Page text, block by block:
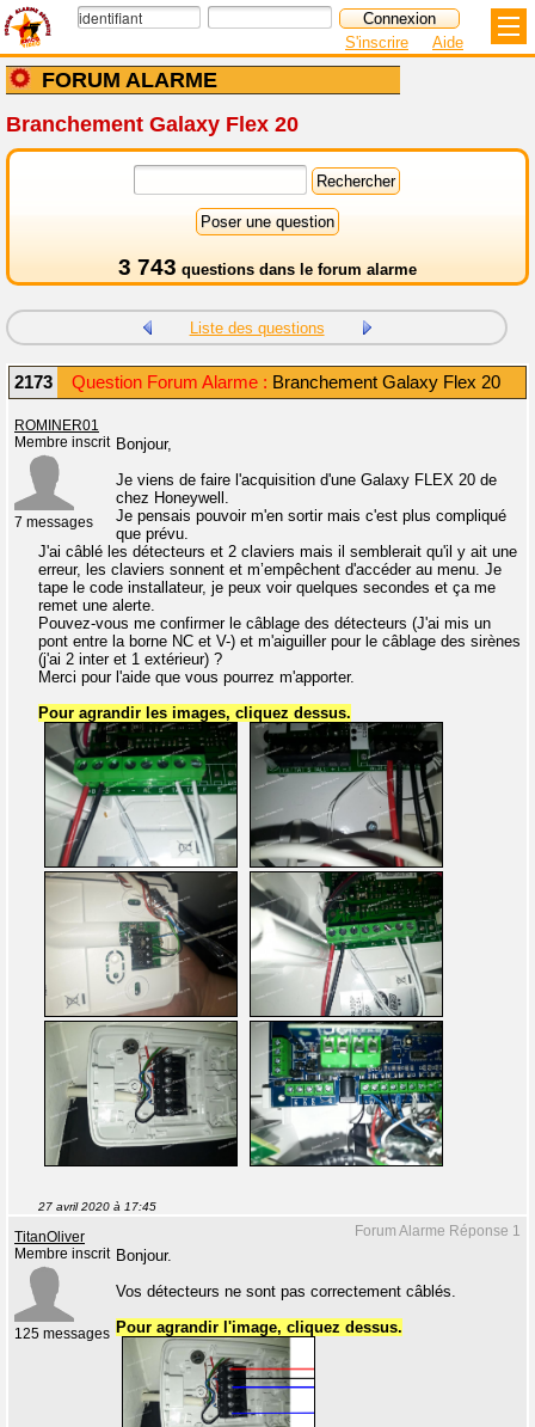
FORUM ALARME
S'inscrire Aide
Branchement Galaxy Flex 20
3 743 questions dans le forum alarme
Liste des questions
2173 Question Forum Alarme : Branchement Galaxy Flex 20
ROMINER01
Membre inscrit
7 messages
Bonjour,
Je viens de faire l'acquisition d'une Galaxy FLEX 20 de
chez Honeywell.
Je pensais pouvoir m'en sortir mais c'est plus compliqué
que prévu.
J'ai câblé les détecteurs et 2 claviers mais il semblerait qu'il y ait une
erreur, les claviers sonnent et m’empêchent d'accéder au menu. Je
tape le code installateur, je peux voir quelques secondes et ça me
remet une alerte.
Pouvez-vous me confirmer le câblage des détecteurs (J'ai mis un
pont entre la borne NC et V-) et m'aiguiller pour le câblage des sirènes
(j'ai 2 inter et 1 extérieur) ?
Merci pour l'aide que vous pourrez m'apporter.
Pour agrandir les images, cliquez dessus.
27 avril 2020 à 17:45
Forum Alarme Réponse 1
TitanOliver
Membre inscrit
125 messages
Bonjour.
Vos détecteurs ne sont pas correctement câblés.
Pour agrandir l'image, cliquez dessus.